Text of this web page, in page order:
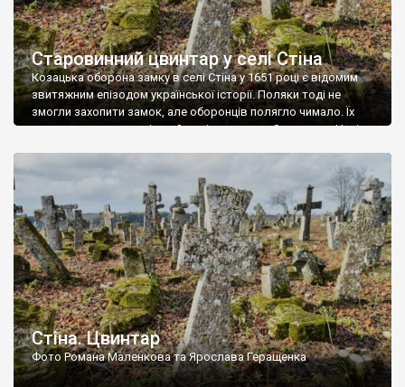
Старовинний цвинтар у селі Стіна
Козацька оборона замку в селі Стіна у 1651 році є відомим
звитяжним епізодом української історії. Поляки тоді не
змогли захопити замок, але оборонців полягло чимало. Їх
поховали на цвинтарі, який тоді називався Замковим. Нині на
ньому чимало хрестів 19 століття, є такі, де епітафії стер […]
Стіна. Цвинтар
Фото Романа Маленкова та Ярослава Геращенка